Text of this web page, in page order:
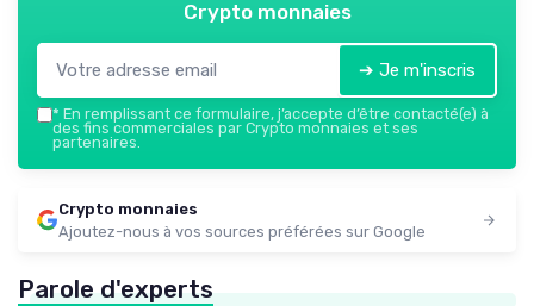
Crypto monnaies
➔ Je m'inscris
* En remplissant ce formulaire, j’accepte d’être contacté(e) à
des fins commerciales par Crypto monnaies et ses
partenaires.
Crypto monnaies
Ajoutez-nous à vos sources préférées sur Google
Parole d'experts